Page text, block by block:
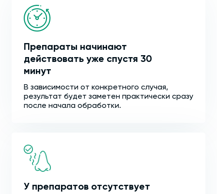
Препараты начинают
действовать уже спустя 30
минут
В зависимости от конкретного случая,
результат будет заметен практически сразу
после начала обработки.
У препаратов отсутствует